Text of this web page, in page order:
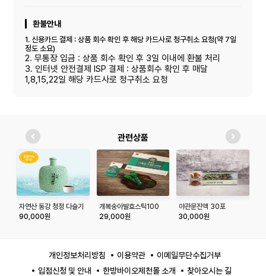
환불안내
1. 신용카드 결제 : 상품 회수 확인 후 해당 카드사로 청구취소 요청(약 7일
정도 소요)
2. 무통장 입금 : 상품 회수 확인 후 3일 이내에 환불 처리
3. 인터넷 안전결제 ISP 결제 : 상품회수 확인 후 매달
1,8,15,22일 해당 카드사로 청구취소 요청
관련상품
자연산 동강 청정 다슬기
기름 450mlx1병
90,000원
개복숭아발효스틱100
29,000원
야관문진액 30포
30,000원
개인정보처리방침 이용약관
이메일무단수집거부
입점신청 및 안내
한방바이오제천몰 소개 찾아오시는 길